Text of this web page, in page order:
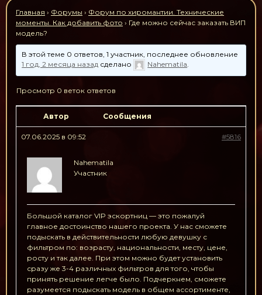
Главная › Форумы › Форум по хиромантии. Технические
моменты. Как добавить фото › Где можно сейчас заказать ВИП
модель?
В этой теме 0 ответов, 1 участник, последнее обновление
1 год, 2 месяца назад сделано Nahematila.
Просмотр 0 веток ответов
Автор Сообщения
07.06.2025 в 09:52 #5816
Nahematila
Участник
Большой каталог VIP эскортниц — это пожалуй
главное достоинство нашего проекта. У нас сможете
подыскать в действительности любую девушку с
фильтром по: возрасту, национальности, месту, цене,
росту и так далее. При этом можно будет установить
сразу же 3-4 различных фильтров для того, чтобы
принять решение легче было. Подчеркнем, сможете
разумеется подыскать модель в общем ассортименте,